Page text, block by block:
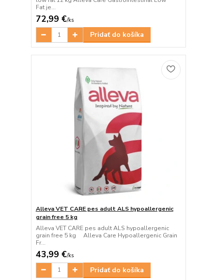
Fat je...
72,99 €/ks
Pridať do košíka
Alleva VET CARE pes adult ALS hypoallergenic
grain free 5 kg
Alleva VET CARE pes adult ALS hypoallergenic
grain free 5 kg Alleva Care Hypoallergenic Grain
Fr...
43,99 €/ks
Pridať do košíka